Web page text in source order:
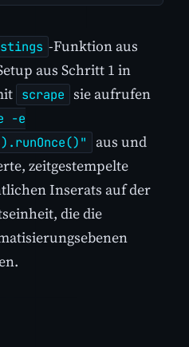
-Funktion aus
aus Schritt 1 in
scrape sie aufrufen
-e
aus und
zeitgestempelte
Inserats auf der
die die